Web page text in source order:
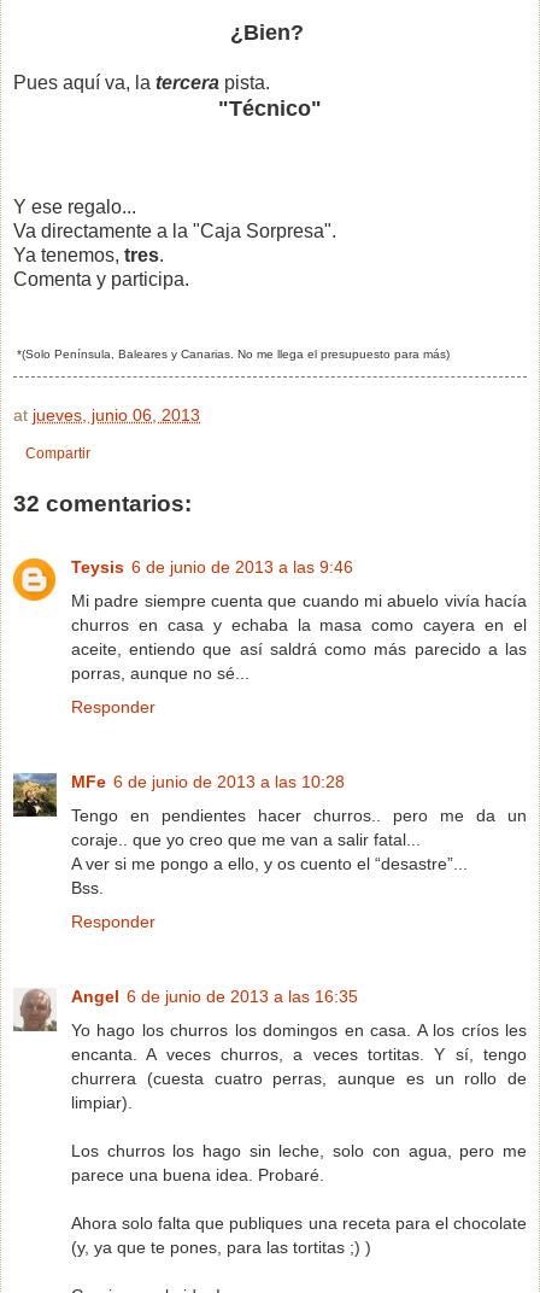
¿Bien?
Pues aquí va, la tercera pista.
"Técnico"
Y ese regalo...
Va directamente a la "Caja Sorpresa".
Ya tenemos, tres.
Comenta y participa.
*(Solo Península, Baleares y Canarias. No me llega el presupuesto para más)
at jueves, junio 06, 2013
Compartir
32 comentarios:
Teysis 6 de junio de 2013 a las 9:46
Mi padre siempre cuenta que cuando mi abuelo vivía hacía
churros en casa y echaba la masa como cayera en el
aceite, entiendo que así saldrá como más parecido a las
porras, aunque no sé...
Responder
MFe 6 de junio de 2013 a las 10:28
Tengo en pendientes hacer churros.. pero me da un
coraje.. que yo creo que me van a salir fatal...
A ver si me pongo a ello, y os cuento el “desastre”...
Bss.
Responder
Angel 6 de junio de 2013 a las 16:35
Yo hago los churros los domingos en casa. A los críos les
encanta. A veces churros, a veces tortitas. Y sí, tengo
churrera (cuesta cuatro perras, aunque es un rollo de
limpiar).
Los churros los hago sin leche, solo con agua, pero me
parece una buena idea. Probaré.
Ahora solo falta que publiques una receta para el chocolate
(y, ya que te pones, para las tortitas ;) )